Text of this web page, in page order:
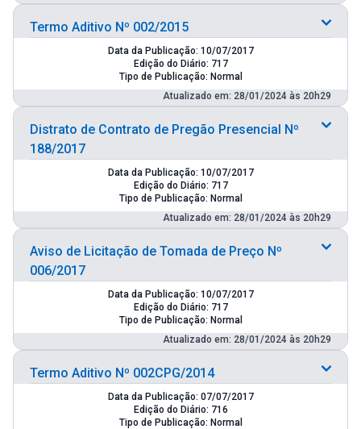
Termo Aditivo Nº 002/2015
Data da Publicação: 10/07/2017
Edição do Diário: 717
Tipo de Publicação: Normal
Atualizado em: 28/01/2024 às 20h29
Distrato de Contrato de Pregão Presencial Nº
188/2017
Data da Publicação: 10/07/2017
Edição do Diário: 717
Tipo de Publicação: Normal
Atualizado em: 28/01/2024 às 20h29
Aviso de Licitação de Tomada de Preço Nº
006/2017
Data da Publicação: 10/07/2017
Edição do Diário: 717
Tipo de Publicação: Normal
Atualizado em: 28/01/2024 às 20h29
Termo Aditivo Nº 002CPG/2014
Data da Publicação: 07/07/2017
Edição do Diário: 716
Tipo de Publicação: Normal